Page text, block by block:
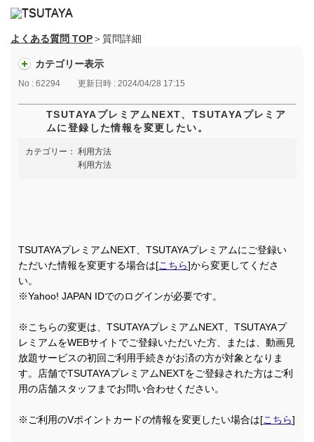
よくある質問 TOP＞質問詳細
カテゴリー表示
No : 62294 更新日時 : 2024/04/28 17:15
TSUTAYAプレミアムNEXT、TSUTAYAプレミア
ムに登録した情報を変更したい。
カテゴリー： 利用方法
利用方法
TSUTAYAプレミアムNEXT、TSUTAYAプレミアムにご登録い
ただいた情報を変更する場合は[こちら]から変更してくださ
い。
※Yahoo! JAPAN IDでのログインが必要です。
※こちらの変更は、TSUTAYAプレミアムNEXT、TSUTAYAプ
レミアムをWEBサイトでご登録いただいた方、または、動画見
放題サービスの初回ご利用手続きがお済の方が対象となりま
す。店舗でTSUTAYAプレミアムNEXTをご登録された方はご利
用の店舗スタッフまでお問い合わせください。
※ご利用のVポイントカードの情報を変更したい場合は[こちら]